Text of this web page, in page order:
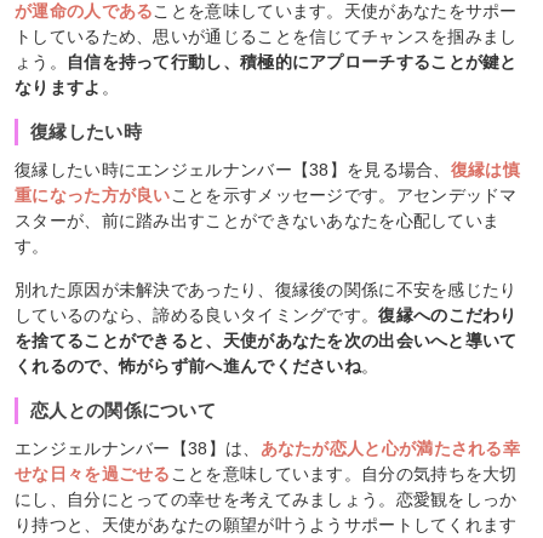
が運命の人であることを意味しています。天使があなたをサポー
トしているため、思いが通じることを信じてチャンスを掴みまし
ょう。
自信を持って行動し、積極的にアプローチすることが鍵と
なりますよ 。
復縁したい時
復縁したい時にエンジェルナンバー【38】を見る場合、 復縁は慎
重になった方が良いことを示すメッセージです。アセンデッドマ
スターが、前に踏み出すことができないあなたを心配していま
す。
別れた原因が未解決であったり、復縁後の関係に不安を感じたり
しているのなら、諦める良いタイミングです。復縁へのこだわり
を捨てることができると、天使があなたを次の出会いへと導いて
くれるので、怖がらず前へ進んでくださいね。
恋人との関係について
エンジェルナンバー【38】は、 あなたが恋人と心が満たされる幸
せな日々を過ごせる ことを意味しています。自分の気持ちを大切
にし、自分にとっての幸せを考えてみましょう。恋愛観をしっか
り持つと、天使があなたの願望が叶うようサポートしてくれます